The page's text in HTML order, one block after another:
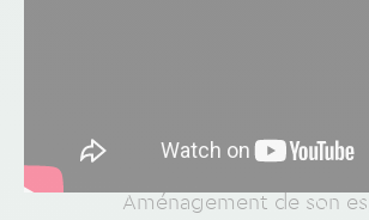
Aménagement de son